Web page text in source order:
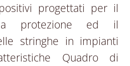
progettati per il
la protezione ed il
stringhe in impianti
Quadro di